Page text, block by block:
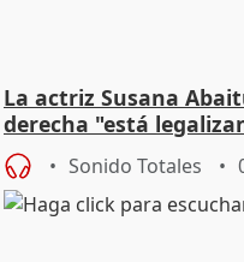
La actriz Susana
derecha "está
Sonido Totales